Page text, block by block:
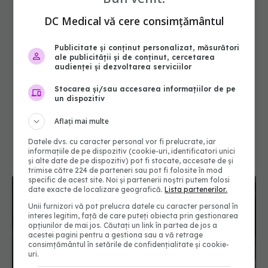
DC Medical vă cere consimțământul
Publicitate și conținut personalizat, măsurători
ale publicității și de conținut, cercetarea
audienței și dezvoltarea serviciilor
Stocarea și/sau accesarea informațiilor de pe
un dispozitiv
Aflați mai multe
Datele dvs. cu caracter personal vor fi prelucrate, iar
informațiile de pe dispozitiv (cookie-uri, identificatori unici
și alte date de pe dispozitiv) pot fi stocate, accesate de și
trimise către 224 de parteneri sau pot fi folosite în mod
specific de acest site. Noi și partenerii noștri putem folosi
date exacte de localizare geografică.Lista partenerilor.
Unii furnizori vă pot prelucra datele cu caracter personal în
interes legitim, față de care puteți obiecta prin gestionarea
opțiunilor de mai jos. Căutați un link în partea de jos a
acestei pagini pentru a gestiona sau a vă retrage
consimțământul în setările de confidențialitate și cookie-
uri.